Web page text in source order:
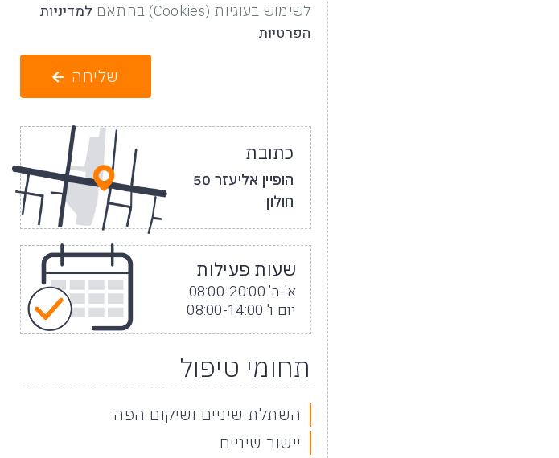
לשימוש בעוגיות (Cookies) בהתאם
למדיניות
הפרטיות
שליחה
כתובת
הופיין אליעזר 50
חולון
שעות פעילות
א'-ה' 08:00-20:00
יום ו' 08:00-14:00
תחומי טיפול
השתלת שיניים ושיקום הפה
יישור שיניים